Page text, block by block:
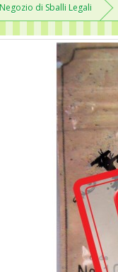
Negozio di Sballi Legali